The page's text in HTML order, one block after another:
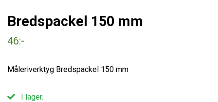
Bredspackel 150 mm
46:-
Måleriverktyg Bredspackel 150 mm
I lager.